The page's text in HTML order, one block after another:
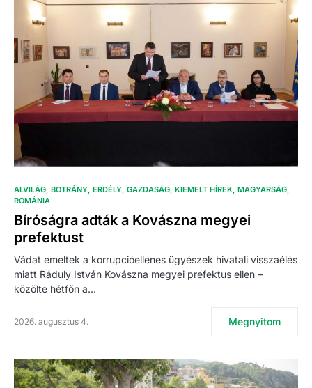
ALVILÁG BOTRÁNY ERDÉLY GAZDASÁG KIEMELT HÍREK MAGYARSÁG
ROMÁNIA
Bíróságra adták a Kovászna megyei
prefektust
Vádat emeltek a korrupcióellenes ügyészek hivatali visszaélés
miatt Ráduly István Kovászna megyei prefektus ellen –
közölte hétfőn a…
2026. augusztus 4. Megnyitom